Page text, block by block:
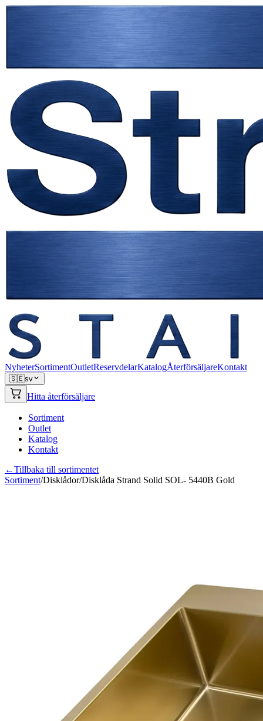
NyheterSortimentOutletReservdelarKatalogÅterförsäljareKontakt
🇸🇪sv
Hitta återförsäljare
Sortiment
Outlet
Katalog
Kontakt
←Tillbaka till sortimentet
Sortiment/Disklådor/Disklåda Strand Solid SOL- 5440B Gold